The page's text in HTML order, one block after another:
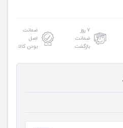
۷ روز
ضمانت
بازگشت
ضمانت
اصل
بودن کالا